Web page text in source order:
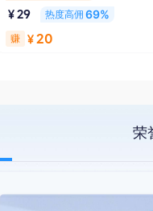
￥29 热度高佣 69%
赚 ￥ 20
荣